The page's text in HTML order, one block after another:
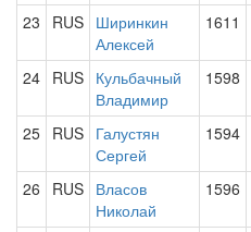
23 RUS Ширинкин
Алексей
1611
24 RUS Кульбачный
Владимир
1598
25 RUS Галустян
Сергей
1594
26 RUS Власов
Николай
1596